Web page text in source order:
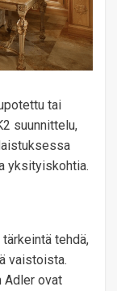
tai
suunnittelu,
yksityiskohtia.
tehdä,
vaistoista.
Adler ovat